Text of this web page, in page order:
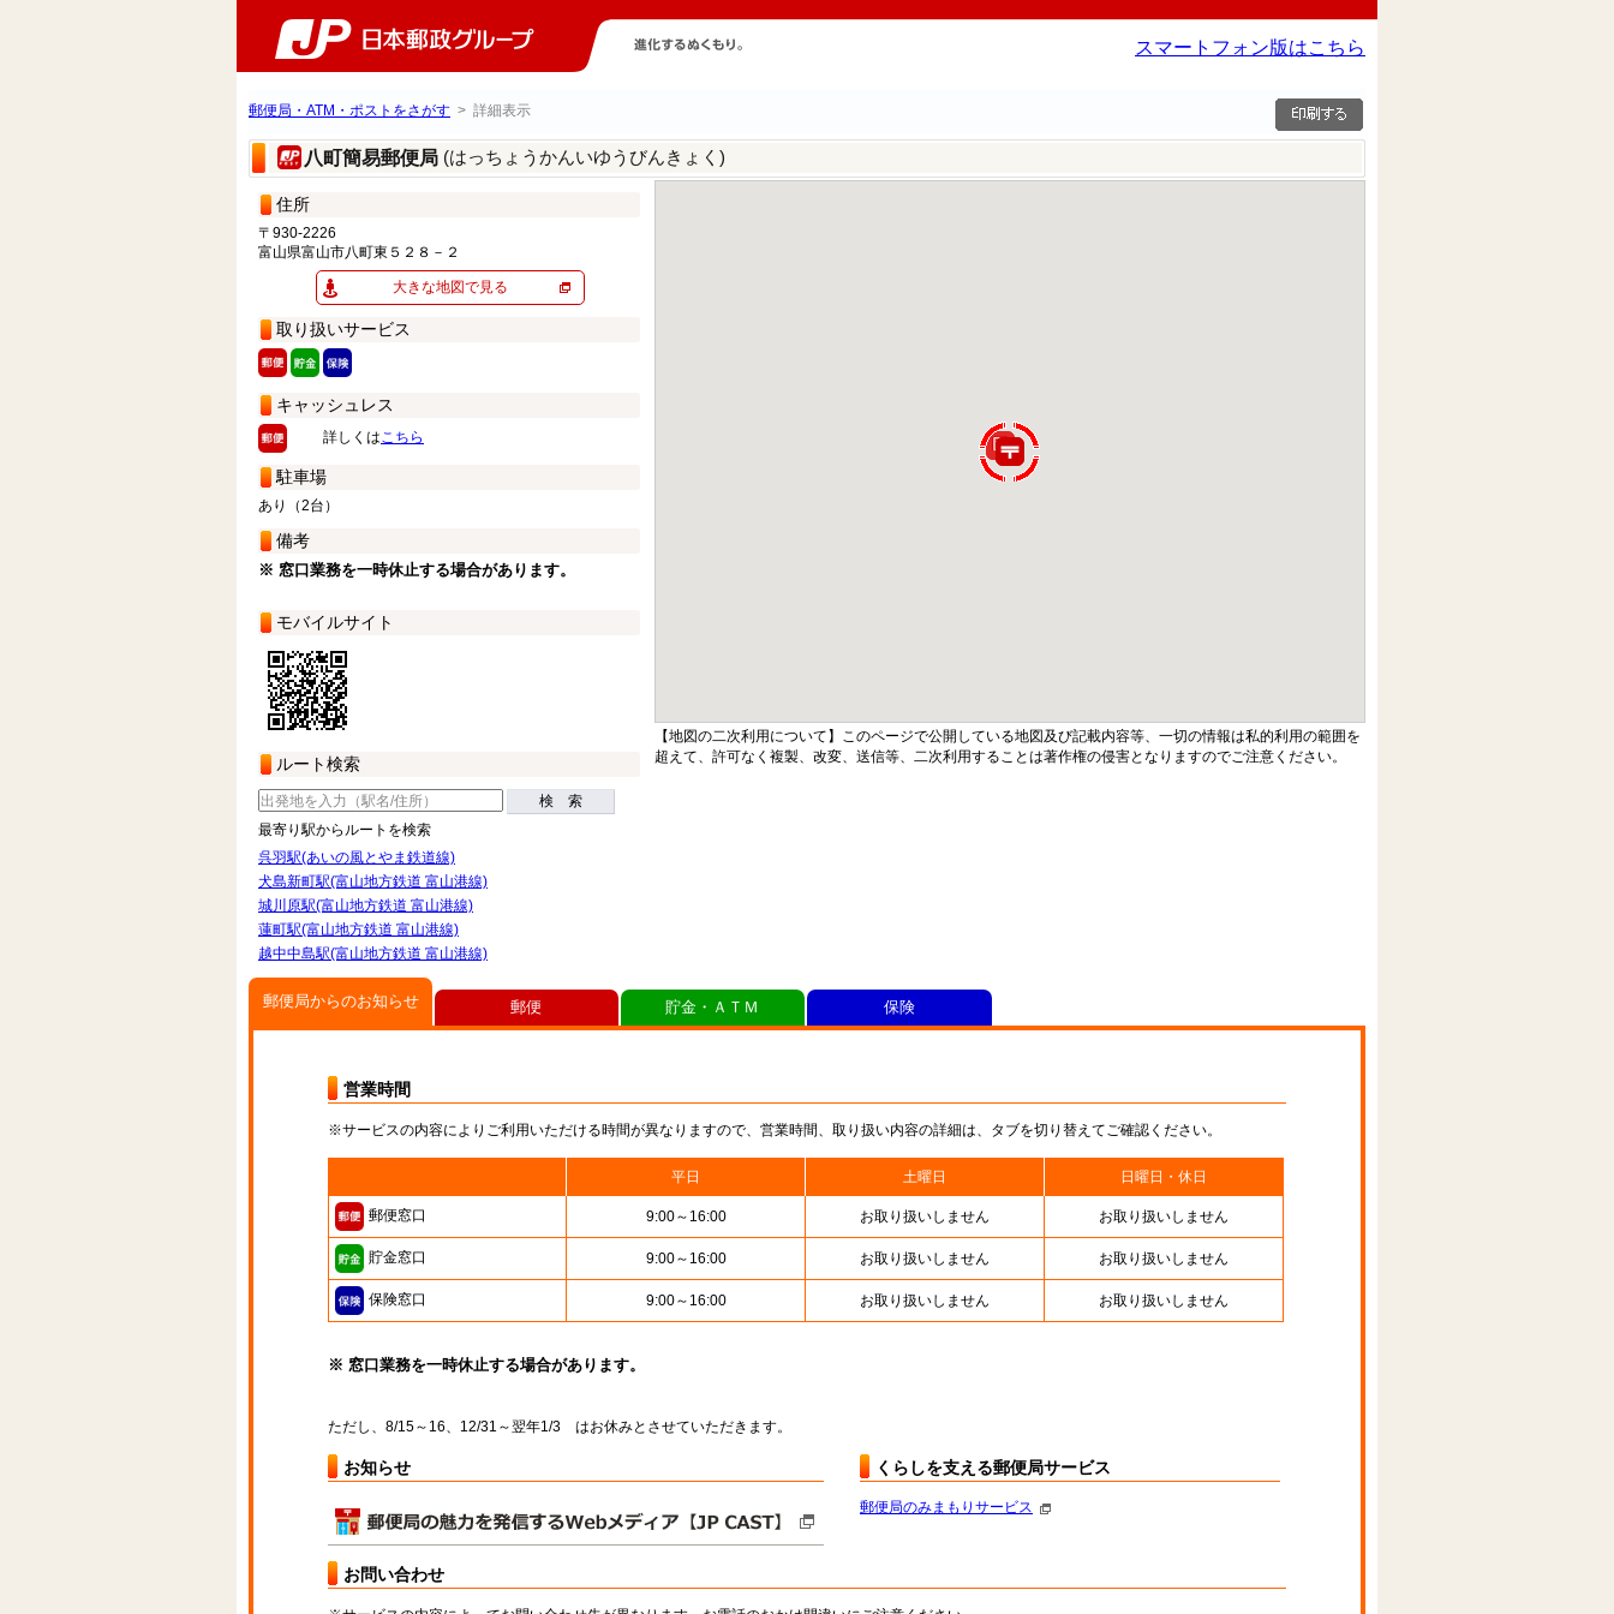
スマートフォン版はこちら
郵便局・ATM・ポストをさがす > 詳細表示
八町簡易郵便局 (はっちょうかんいゆうびんきょく)
住所
〒930-2226
富山県富山市八町東５２８－２
大きな地図で見る
取り扱いサービス
キャッシュレス
詳しくはこちら
駐車場
あり（2台）
備考
※ 窓口業務を一時休止する場合があります。
モバイルサイト
ルート検索
検 索
最寄り駅からルートを検索
呉羽駅(あいの風とやま鉄道線)
犬島新町駅(富山地方鉄道 富山港線)
城川原駅(富山地方鉄道 富山港線)
蓮町駅(富山地方鉄道 富山港線)
越中中島駅(富山地方鉄道 富山港線)
【地図の二次利用について】このページで公開している地図及び記載内容等、一切の情報は私的利用の範囲を
超えて、許可なく複製、改変、送信等、二次利用することは著作権の侵害となりますのでご注意ください。
郵便局からのお知らせ
営業時間
※サービスの内容によりご利用いただける時間が異なりますので、営業時間、取り扱い内容の詳細は、タブを切り替えてご確認ください。
平日 土曜日 日曜日・休日
郵便窓口 9:00～16:00 お取り扱いしません お取り扱いしません
貯金窓口 9:00～16:00 お取り扱いしません お取り扱いしません
保険窓口 9:00～16:00 お取り扱いしません お取り扱いしません
※ 窓口業務を一時休止する場合があります。
ただし、8/15～16、12/31～翌年1/3 はお休みとさせていただきます。
お知らせ くらしを支える郵便局サービス
郵便局のみまもりサービス
お問い合わせ
郵便 貯金・ＡＴＭ 保険